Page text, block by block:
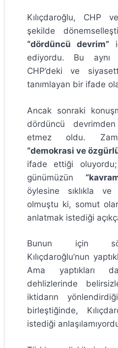
Kılıçdaroğlu, CHP
şekilde
“dördüncü devrim”
ediyordu. Bu aynı
CHP’deki ve
tanımlayan bir ifade
Ancak sonraki
dördüncü
etmez oldu.
“demokrasi ve
ifade ettiği
günümüzün
öylesine sıklıkla
olmuştu ki, somut
anlatmak istediği
Bunun için
Kılıçdaroğlu’nun
Ama yaptıkları
dehlizlerinde
iktidarın
birleştiğinde,
istediği